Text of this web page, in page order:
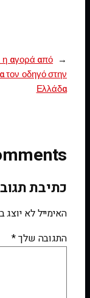
←
η αγορά από
τον οδηγό στην
Ελλάδα
כתיבת
האימייל לא יוצג
התגובה שלך*